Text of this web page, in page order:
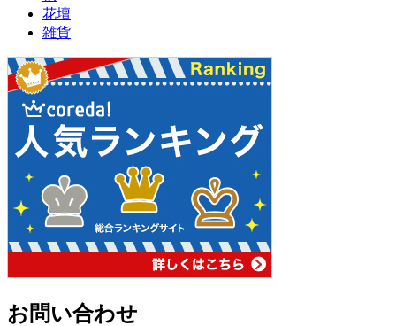
花壇
雑貨
お問い合わせ